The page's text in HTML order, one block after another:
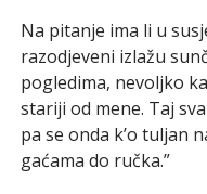
Na pitanje ima li u
razodjeveni izlažu
pogledima, nevoljko
stariji od mene. Taj
pa se onda k’o tuljan
gaćama do ručka.”